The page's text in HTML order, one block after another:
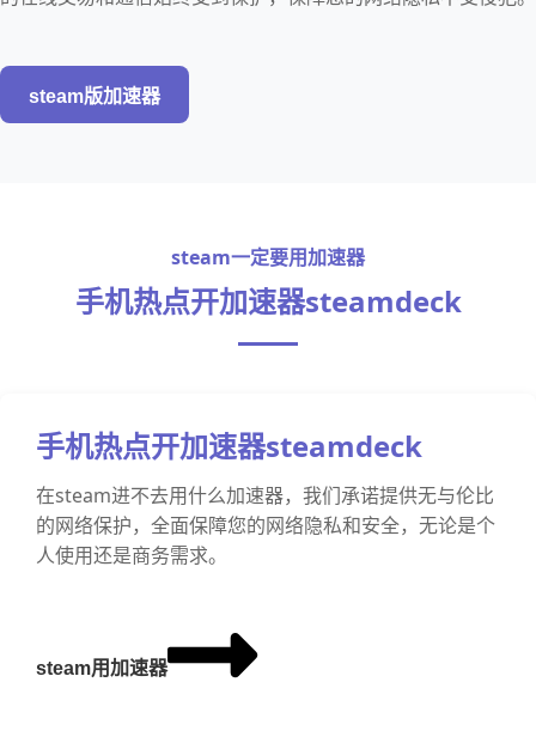
steam版加速器
steam一定要用加速器
手机热点开加速器steamdeck
手机热点开加速器steamdeck
在steam进不去用什么加速器，我们承诺提供无与伦比
的网络保护，全面保障您的网络隐私和安全，无论是个
人使用还是商务需求。
steam用加速器